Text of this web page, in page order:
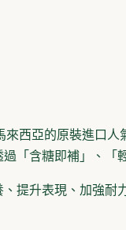
來西亞的原裝進口
「含糖即補」、「
提升表現、加強耐